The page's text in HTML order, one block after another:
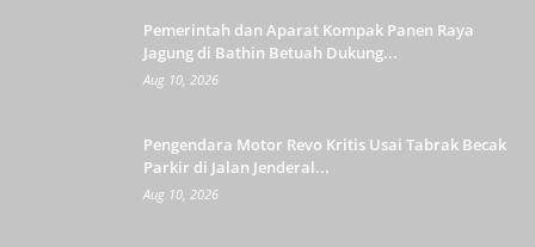
Pemerintah dan Aparat Kompak Panen Raya
Jagung di Bathin Betuah Dukung...
Aug 10, 2026
Pengendara Motor Revo Kritis Usai Tabrak Becak
Parkir di Jalan Jenderal...
Aug 10, 2026